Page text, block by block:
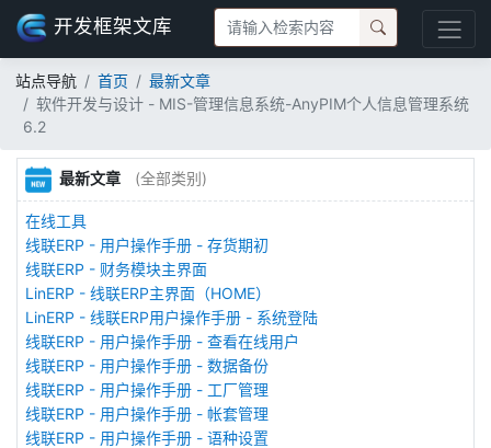
开发框架文库
站点导航 首页
最新文章
软件开发与设计 - MIS-管理信息系统-AnyPIM个人信息管理系统
6.2
最新文章 (全部类别)
在线工具
线联ERP - 用户操作手册 - 存货期初
线联ERP - 财务模块主界面
LinERP - 线联ERP主界面（HOME）
LinERP - 线联ERP用户操作手册 - 系统登陆
线联ERP - 用户操作手册 - 查看在线用户
线联ERP - 用户操作手册 - 数据备份
线联ERP - 用户操作手册 - 工厂管理
线联ERP - 用户操作手册 - 帐套管理
线联ERP - 用户操作手册 - 语种设置